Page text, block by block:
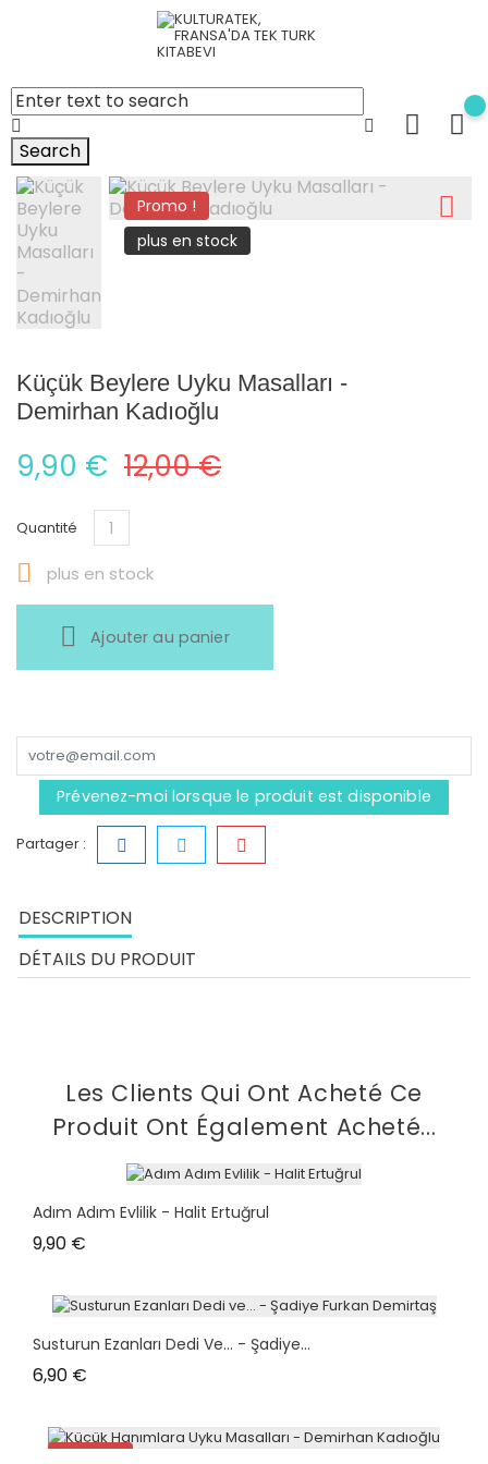
Search
Promo !
plus en stock
Küçük Beylere Uyku Masalları -
Demirhan Kadıoğlu
9,90 € 12,00 €
Quantité
 plus en stock
Ajouter au panier
Prévenez-moi lorsque le produit est disponible
Partager :
DESCRIPTION
DÉTAILS DU PRODUIT
Les Clients Qui Ont Acheté Ce
Produit Ont Également Acheté...
Adım Adım Evlilik - Halit Ertuğrul
9,90 €
Susturun Ezanları Dedi Ve... - Şadiye...
6,90 €
Promo !